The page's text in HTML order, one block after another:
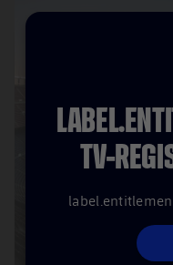
TV-